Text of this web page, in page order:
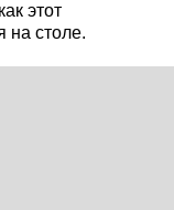
этот
на столе.